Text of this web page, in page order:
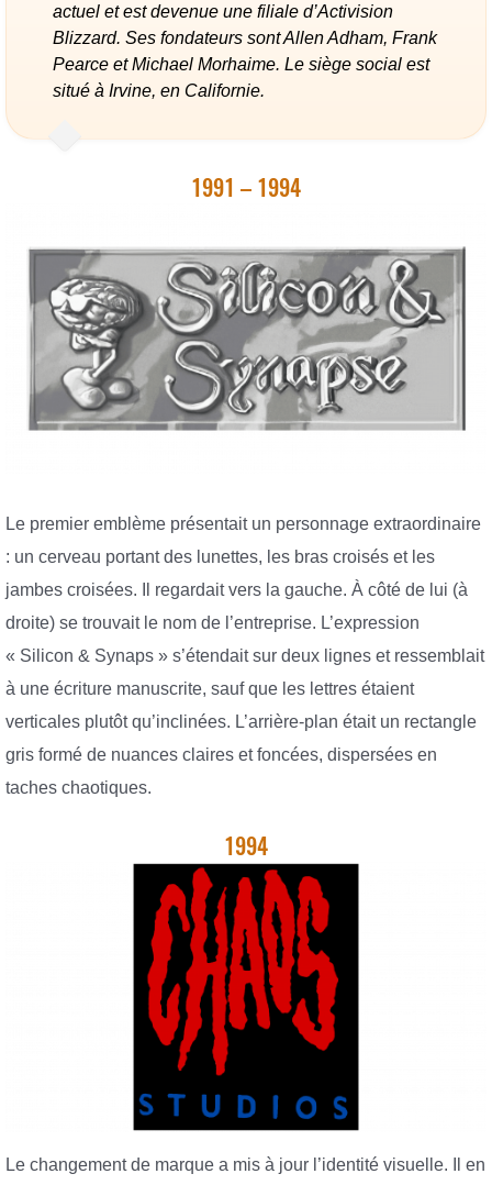
actuel et est devenue une filiale d’Activision
Blizzard. Ses fondateurs sont Allen Adham, Frank
Pearce et Michael Morhaime. Le siège social est
situé à Irvine, en Californie.
1991 – 1994
Le premier emblème présentait un personnage extraordinaire
: un cerveau portant des lunettes, les bras croisés et les
jambes croisées. Il regardait vers la gauche. À côté de lui (à
droite) se trouvait le nom de l’entreprise. L’expression
« Silicon & Synaps » s’étendait sur deux lignes et ressemblait
à une écriture manuscrite, sauf que les lettres étaient
verticales plutôt qu’inclinées. L’arrière-plan était un rectangle
gris formé de nuances claires et foncées, dispersées en
taches chaotiques.
1994
Le changement de marque a mis à jour l’identité visuelle. Il en